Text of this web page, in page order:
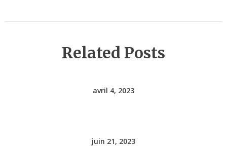
Related Posts
avril 4, 2023
juin 21, 2023